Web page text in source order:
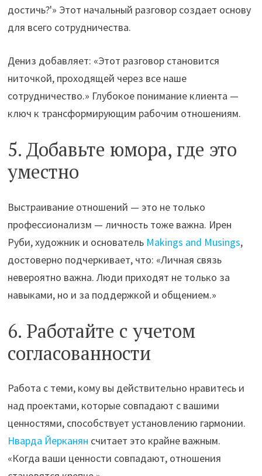
достичь?'» Этот начальный разговор создает основу
для всего сотрудничества.
Дениз добавляет: «Этот разговор становится
ниточкой, проходящей через все наше
сотрудничество.» Глубокое понимание клиента —
ключ к трансформирующим рабочим отношениям.
5. Добавьте юмора, где это
уместно
Выстраивание отношений — это не только
профессионализм — личность тоже важна. Ирен
Руби, художник и основатель Makings and Musings,
достоверно подчеркивает, что: «Личная связь
невероятно важна. Люди приходят не только за
навыками, но и за поддержкой и общением.»
6. Работайте с учетом
согласованности
Работа с теми, кому вы действительно нравитесь и
над проектами, которые совпадают с вашими
ценностями, способствует установлению гармонии.
Нварда Йерканян считает это крайне важным.
«Когда ваши ценности совпадают, отношения